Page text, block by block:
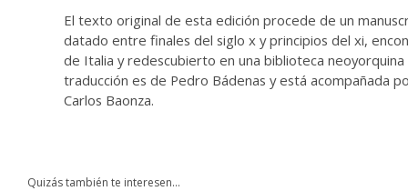
El texto original de esta edición procede de un
datado entre finales del siglo x y principios del xi,
de Italia y redescubierto en una biblioteca neoyorquina
traducción es de Pedro Bádenas y está acompañada
Carlos Baonza.
Quizás también te interesen...